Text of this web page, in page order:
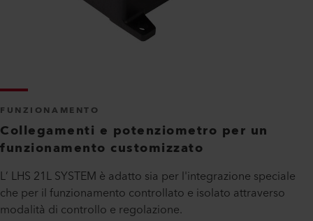
FUNZIONAMENTO
Collegamenti e potenziometro per un
funzionamento customizzato
L’ LHS 21L SYSTEM è adatto sia per l'integrazione speciale
che per il funzionamento controllato e isolato attraverso
modalità di controllo e regolazione.